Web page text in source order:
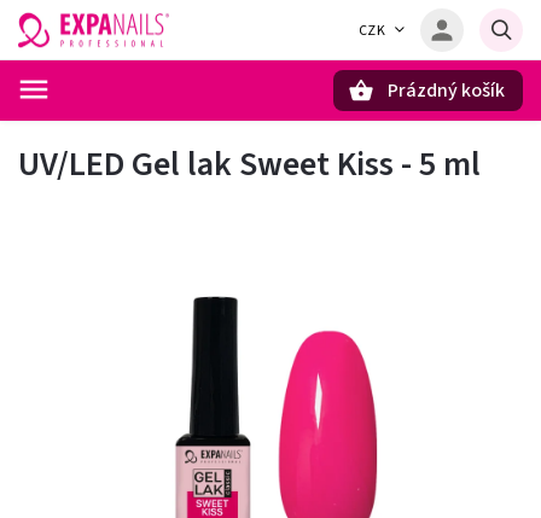
CZK
Prázdný košík
UV/LED Gel lak Sweet Kiss - 5 ml